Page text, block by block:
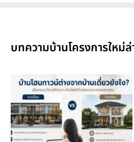
บทความบ้านโครงการใหม่